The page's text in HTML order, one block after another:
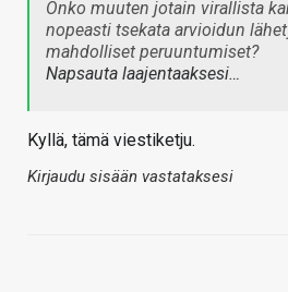
Onko muuten jotain virallista
nopeasti tsekata arvioidun
mahdolliset peruuntumiset?
Napsauta laajentaaksesi…
Kyllä, tämä viestiketju.
Kirjaudu sisään vastataksesi